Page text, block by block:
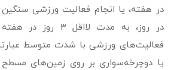
در روز، به مدت
فعالیت‌های ورزشی با شدت متوسط
یا دوچرخه‌سواری بر روی زمین‌های